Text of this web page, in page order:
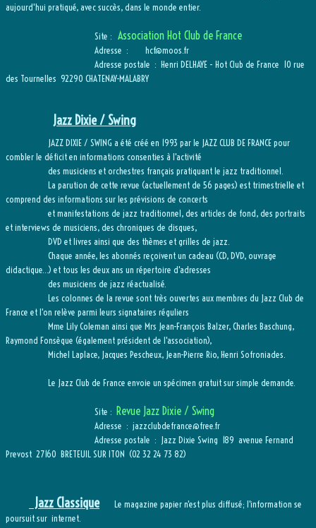
aujourd'hui pratiqué, avec succès, dans le monde entier.
Site : Association Hot Club de France
Adresse : hcf@moos.fr
Adresse postale : Henri DELHAYE - Hot Club de France 10 rue
des Tournelles 92290 CHATENAY-MALABRY
Jazz Dixie / Swing
JAZZ DIXIE / SWING a été créé en 1993 par le JAZZ CLUB DE FRANCE pour
combler le déficit en informations consenties à l'activité
des musiciens et orchestres français pratiquant le jazz traditionnel.
La parution de cette revue (actuellement de 56 pages) est trimestrielle et
comprend des informations sur les prévisions de concerts
et manifestations de jazz traditionnel, des articles de fond, des portraits
et interviews de musiciens, des chroniques de disques,
DVD et livres ainsi que des thèmes et grilles de jazz.
Chaque année, les abonnés reçoivent un cadeau (CD, DVD, ouvrage
didactique…) et tous les deux ans un répertoire d'adresses
des musiciens de jazz réactualisé.
Les colonnes de la revue sont très ouvertes aux membres du Jazz Club de
France et l'on relève parmi leurs signataires réguliers
Mme Lily Coleman ainsi que Mrs Jean-François Balzer, Charles Baschung,
Raymond Fonsèque (également président de l'association),
Michel Laplace, Jacques Pescheux, Jean-Pierre Rio, Henri Sofroniades.
Le Jazz Club de France envoie un spécimen gratuit sur simple demande.
Site : Revue Jazz Dixie / Swing
Adresse : jazzclubdefrance@free.fr
Adresse postale : Jazz Dixie Swing 189 avenue Fernand
Prevost 27160 BRETEUIL SUR ITON (02 32 24 73 82)
Jazz ClassiqueLe magazine papier n'est plus diffusé; l'information se
poursuit sur internet.